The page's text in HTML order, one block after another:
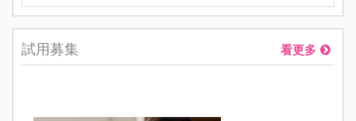
試用募集 看更多